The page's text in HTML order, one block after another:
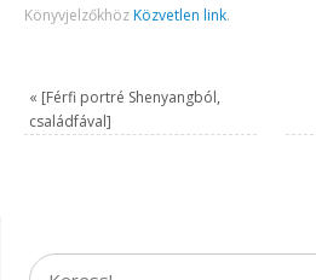
Könyvjelzőkhöz Közvetlen link.
« [Férfi portré Shenyangból,
családfával]